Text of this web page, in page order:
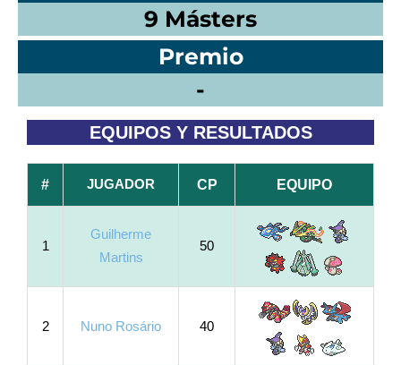
9 Másters
Premio
-
EQUIPOS Y RESULTADOS
# JUGADOR CP EQUIPO
1
Guilherme
Martins
50
2 Nuno Rosário 40